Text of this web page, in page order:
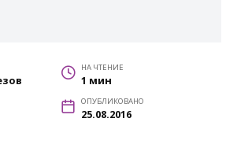
НА ЧТЕНИЕ
1 мин
ОПУБЛИКОВАНО
25.08.2016